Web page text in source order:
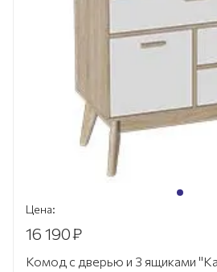
Цена:
16 190₽
Комод с дверью и 3 ящиками